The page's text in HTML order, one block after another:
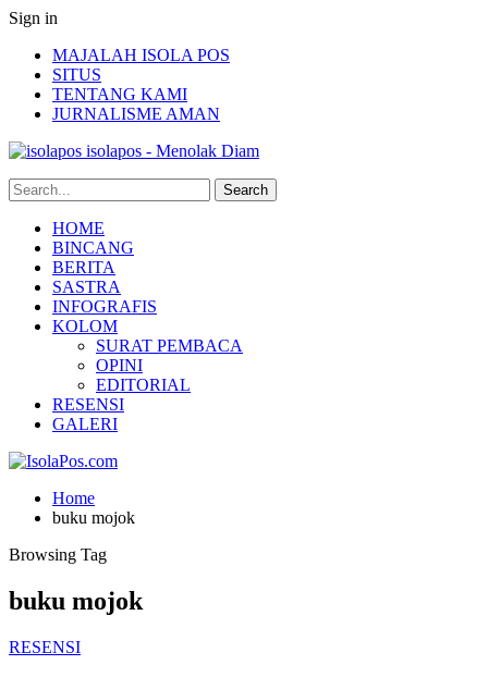
Sign in
MAJALAH ISOLA POS
SITUS
TENTANG KAMI
JURNALISME AMAN
isolapos - Menolak Diam
HOME
BINCANG
BERITA
SASTRA
INFOGRAFIS
KOLOM
SURAT PEMBACA
OPINI
EDITORIAL
RESENSI
GALERI
Home
buku mojok
Browsing Tag
buku mojok
RESENSI